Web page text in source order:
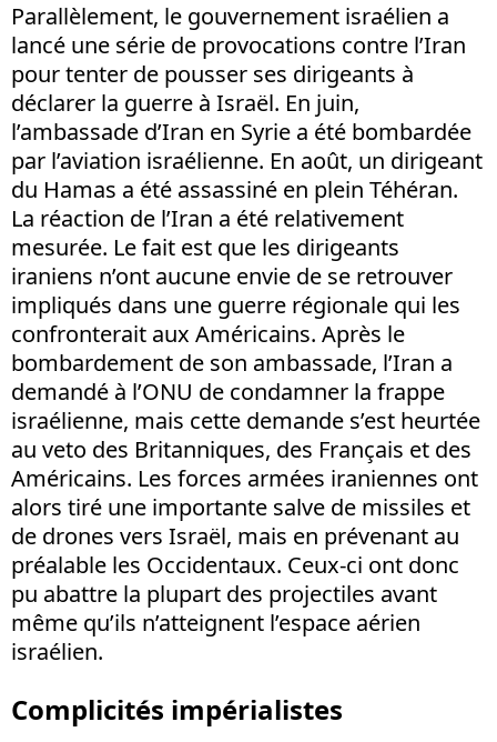
Parallèlement, le gouvernement israélien a
lancé une série de provocations contre l’Iran
pour tenter de pousser ses dirigeants à
déclarer la guerre à Israël. En juin,
l’ambassade d’Iran en Syrie a été bombardée
par l’aviation israélienne. En août, un dirigeant
du Hamas a été assassiné en plein Téhéran.
La réaction de l’Iran a été relativement
mesurée. Le fait est que les dirigeants
iraniens n’ont aucune envie de se retrouver
impliqués dans une guerre régionale qui les
confronterait aux Américains. Après le
bombardement de son ambassade, l’Iran a
demandé à l’ONU de condamner la frappe
israélienne, mais cette demande s’est heurtée
au veto des Britanniques, des Français et des
Américains. Les forces armées iraniennes ont
alors tiré une importante salve de missiles et
de drones vers Israël, mais en prévenant au
préalable les Occidentaux. Ceux-ci ont donc
pu abattre la plupart des projectiles avant
même qu’ils n’atteignent l’espace aérien
israélien.
Complicités impérialistes